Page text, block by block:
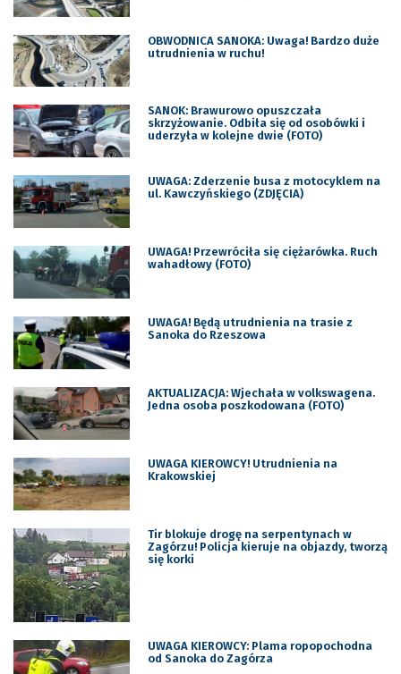
OBWODNICA SANOKA: Uwaga! Bardzo duże
utrudnienia w ruchu!
SANOK: Brawurowo opuszczała
skrzyżowanie. Odbiła się od osobówki i
uderzyła w kolejne dwie (FOTO)
UWAGA: Zderzenie busa z motocyklem na
ul. Kawczyńskiego (ZDJĘCIA)
UWAGA! Przewróciła się ciężarówka. Ruch
wahadłowy (FOTO)
UWAGA! Będą utrudnienia na trasie z
Sanoka do Rzeszowa
AKTUALIZACJA: Wjechała w volkswagena.
Jedna osoba poszkodowana (FOTO)
UWAGA KIEROWCY! Utrudnienia na
Krakowskiej
Tir blokuje drogę na serpentynach w
Zagórzu! Policja kieruje na objazdy, tworzą
się korki
UWAGA KIEROWCY: Plama ropopochodna
od Sanoka do Zagórza